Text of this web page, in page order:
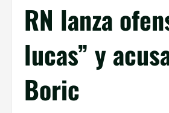
RN lanza
lucas” y
Boric